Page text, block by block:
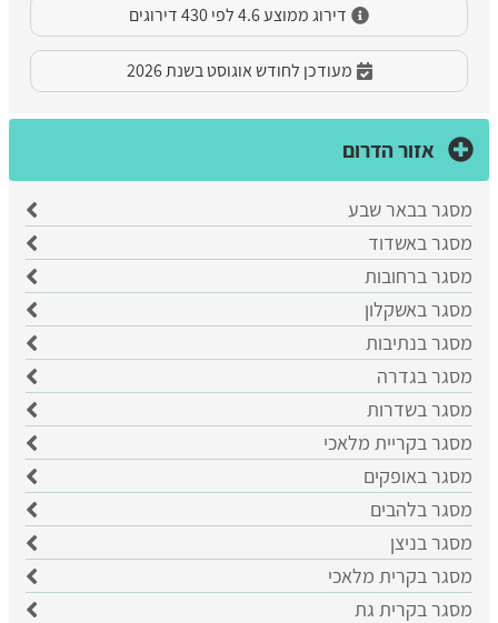
דירוג ממוצע 4.6 לפי 430 דירוגים
מעודכן לחודש אוגוסט בשנת 2026
אזור הדרום
מסגר בבאר שבע
​מסגר באשדוד
מסגר ברחובות
מסגר באשקלון
מסגר בנתיבות
מסגר בגדרה
מסגר בשדרות
מסגר בקריית מלאכי
מסגר באופקים
מסגר בלהבים
מסגר בניצן
מסגר בקרית מלאכי
מסגר בקרית גת